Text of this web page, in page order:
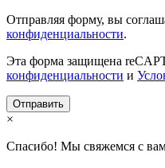
Отправляя форму, вы
конфиденциальности.
Эта форма защищена
конфиденциальности и
Отправить
×
Спасибо! Мы свяжемся с